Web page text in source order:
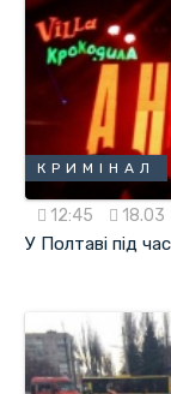
КРИМІНАЛ
12:45 18.03
У Полтаві під